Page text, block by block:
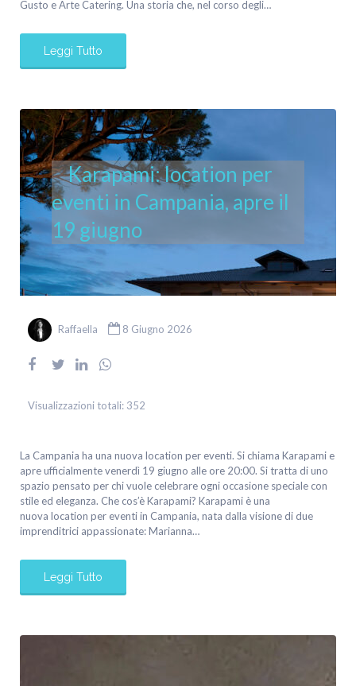
Gusto e Arte Catering. Una storia che, nel corso degli…
Leggi Tutto
Karapami: location per
eventi in Campania, apre il
19 giugno
Raffaella 8 Giugno 2026
Visualizzazioni totali: 352
La Campania ha una nuova location per eventi. Si chiama Karapami e
apre ufficialmente venerdì 19 giugno alle ore 20:00. Si tratta di uno
spazio pensato per chi vuole celebrare ogni occasione speciale con
stile ed eleganza. Che cos’è Karapami? Karapami è una
nuova location per eventi in Campania, nata dalla visione di due
imprenditrici appassionate: Marianna…
Leggi Tutto